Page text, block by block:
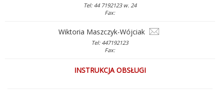
Tel: 44 7192123 w. 24
Fax:
Wiktoria Maszczyk-Wójciak
Tel: 447192123
Fax:
INSTRUKCJA OBSŁUGI